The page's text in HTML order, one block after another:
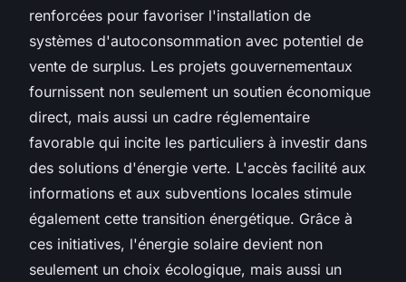
renforcées pour favoriser l'installation de
systèmes d'autoconsommation avec potentiel de
vente de surplus. Les projets gouvernementaux
fournissent non seulement un soutien économique
direct, mais aussi un cadre réglementaire
favorable qui incite les particuliers à investir dans
des solutions d'énergie verte. L'accès facilité aux
informations et aux subventions locales stimule
également cette transition énergétique. Grâce à
ces initiatives, l'énergie solaire devient non
seulement un choix écologique, mais aussi un